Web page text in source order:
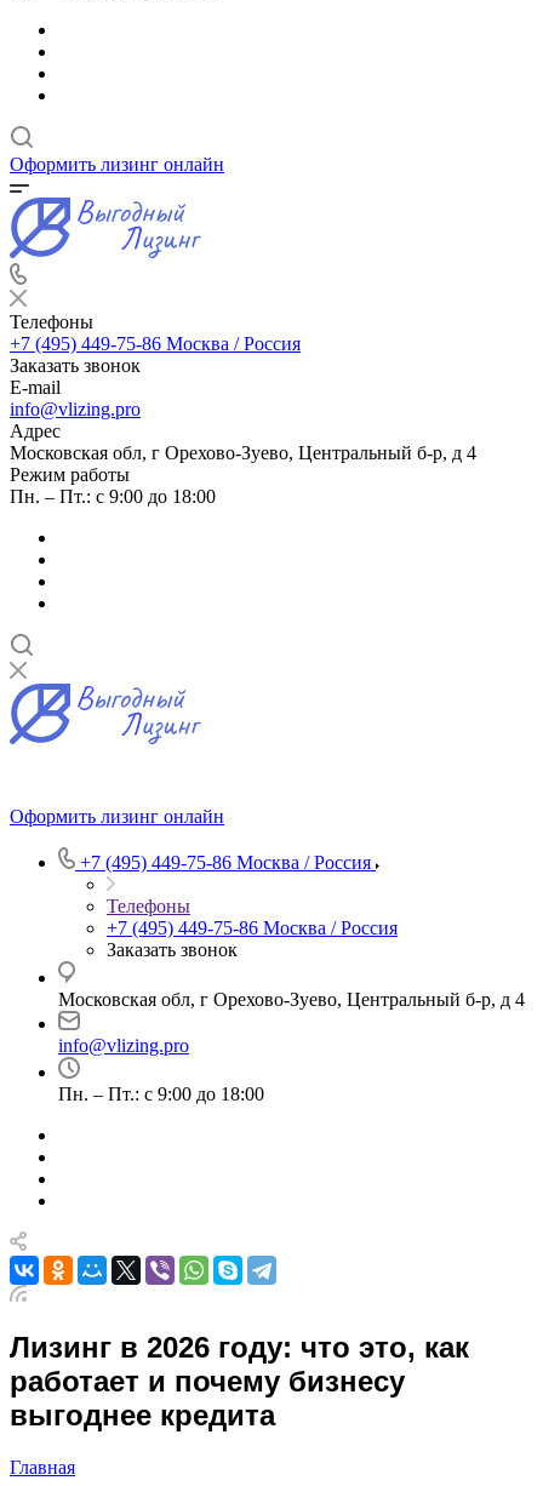
Оформить лизинг онлайн
Телефоны
+7 (495) 449-75-86 Москва / Россия
Заказать звонок
E-mail
info@vlizing.pro
Адрес
Московская обл, г Орехово-Зуево, Центральный б-р, д 4
Режим работы
Пн. – Пт.: с 9:00 до 18:00
Оформить лизинг онлайн
+7 (495) 449-75-86 Москва / Россия
Телефоны
+7 (495) 449-75-86 Москва / Россия
Заказать звонок
Московская обл, г Орехово-Зуево, Центральный б-р, д 4
info@vlizing.pro
Пн. – Пт.: с 9:00 до 18:00
Лизинг в 2026 году: что это, как
работает и почему бизнесу
выгоднее кредита
Главная